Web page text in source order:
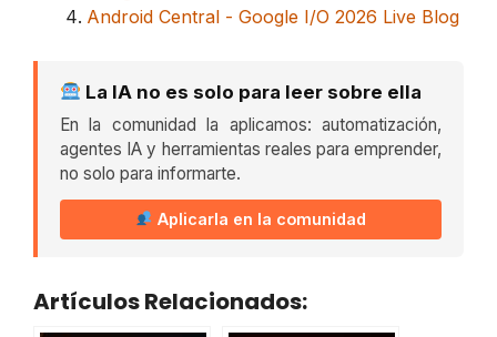
Android Central - Google I/O 2026 Live Blog
La IA no es solo para leer sobre ella
En la comunidad la aplicamos: automatización,
agentes IA y herramientas reales para emprender,
no solo para informarte.
Aplicarla en la comunidad
Artículos Relacionados: